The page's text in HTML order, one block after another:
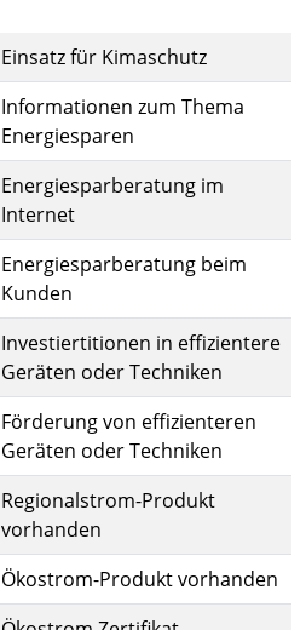
Einsatz für Kimaschutz
Informationen zum Thema
Energiesparen
Energiesparberatung im
Internet
Energiesparberatung beim
Kunden
Investiertitionen in effizientere
Geräten oder Techniken
Förderung von effizienteren
Geräten oder Techniken
Regionalstrom-Produkt
vorhanden
Ökostrom-Produkt vorhanden